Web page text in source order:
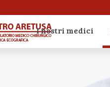
I nostri medici